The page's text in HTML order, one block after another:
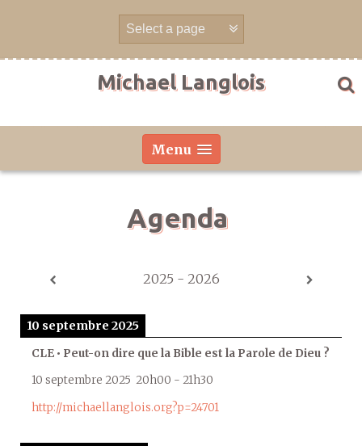
Michael Langlois
Menu
Agenda
2025 - 2026
10 septembre 2025
CLE • Peut-on dire que la Bible est la Parole de Dieu ?
10 septembre 2025 20h00 - 21h30
http://michaellanglois.org?p=24701